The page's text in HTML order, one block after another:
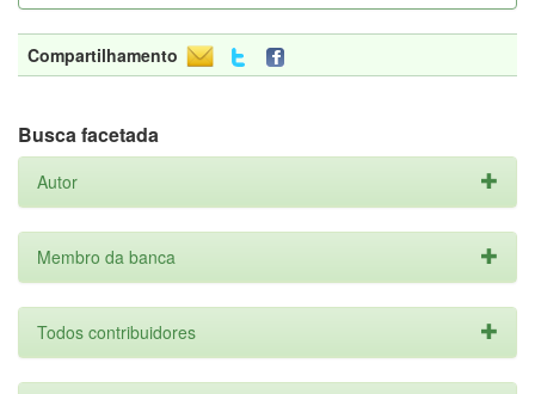
Compartilhamento
Busca facetada
Autor
Membro da banca
Todos contribuidores